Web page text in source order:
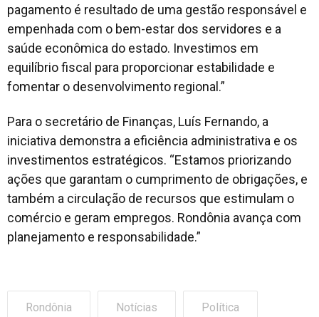
pagamento é resultado de uma gestão responsável e
empenhada com o bem-estar dos servidores e a
saúde econômica do estado. Investimos em
equilíbrio fiscal para proporcionar estabilidade e
fomentar o desenvolvimento regional.”
Para o secretário de Finanças, Luís Fernando, a
iniciativa demonstra a eficiência administrativa e os
investimentos estratégicos. “Estamos priorizando
ações que garantam o cumprimento de obrigações, e
também a circulação de recursos que estimulam o
comércio e geram empregos. Rondônia avança com
planejamento e responsabilidade.”
Rondônia Notícias Política